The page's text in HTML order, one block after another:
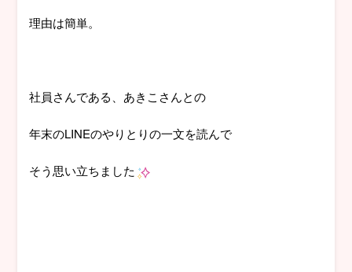
理由は簡単。
社員さんである、あきこさんとの
年末のLINEのやりとりの一文を読んで
そう思い立ちました